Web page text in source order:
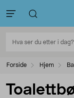
Forside Hjem